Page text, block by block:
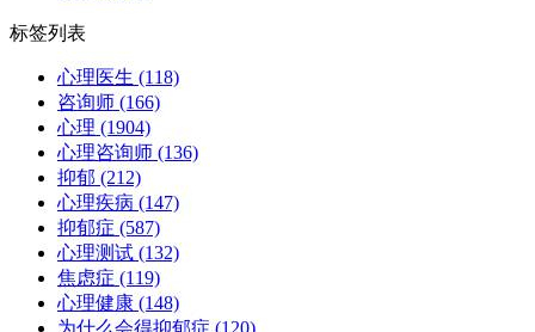
标签列表
心理医生 (118)
咨询师 (166)
心理 (1904)
心理咨询师 (136)
抑郁 (212)
心理疾病 (147)
抑郁症 (587)
心理测试 (132)
焦虑症 (119)
心理健康 (148)
为什么会得抑郁症 (120)